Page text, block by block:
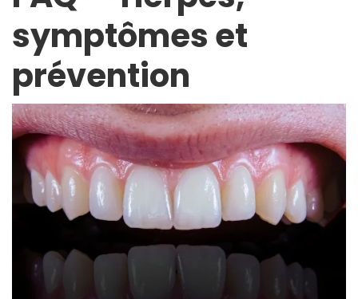
symptômes et
prévention